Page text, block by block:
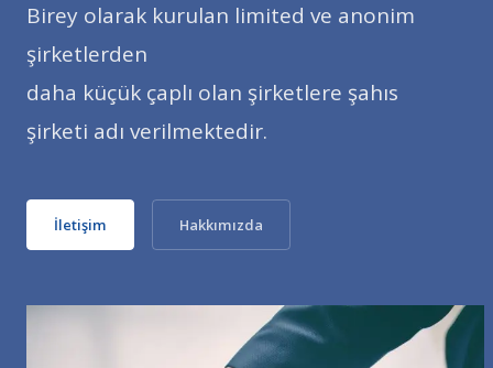
Birey olarak kurulan limited ve anonim
şirketlerden
daha küçük çaplı olan şirketlere şahıs
şirketi adı verilmektedir.
İletişim Hakkımızda